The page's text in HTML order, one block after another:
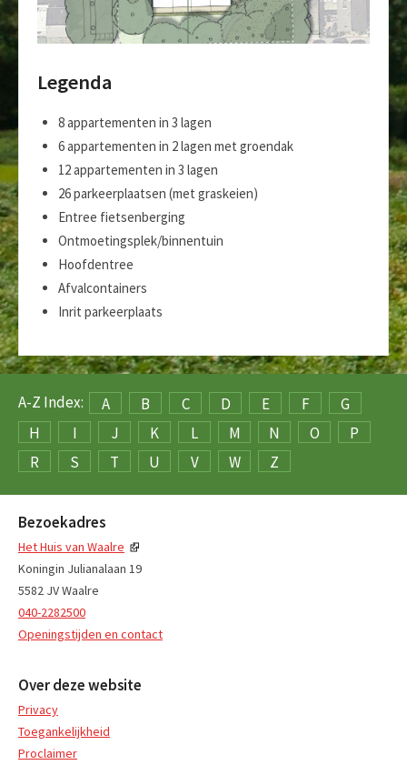
Legenda
8 appartementen in 3 lagen
6 appartementen in 2 lagen met groendak
12 appartementen in 3 lagen
26 parkeerplaatsen (met graskeien)
Entree fietsenberging
Ontmoetingsplek/binnentuin
Hoofdentree
Afvalcontainers
Inrit parkeerplaats
A-Z Index: A B C D E F
G
H
I J K L M N O
P
R
S T U V W Z
Bezoekadres
Het Huis van Waalre
Koningin Julianalaan 19
5582 JV Waalre
040-2282500
Openingstijden en contact
Over deze website
Privacy
Toegankelijkheid
Proclaimer